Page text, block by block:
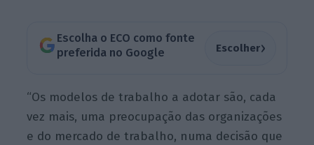
Escolha o ECO como fonte
preferida no Google
Escolher›
“Os modelos de trabalho a adotar são, cada
vez mais, uma preocupação das organizações
e do mercado de trabalho, numa decisão que